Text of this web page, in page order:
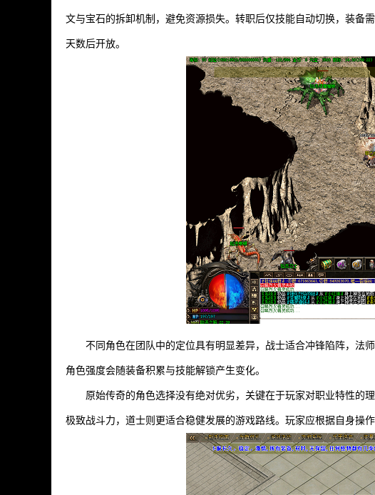
文与宝石的拆卸机制，避免资源损失。转职后仅技能自动切换，装备
天数后开放。
不同角色在团队中的定位具有明显差异，战士适合冲锋陷阵，法
角色强度会随装备积累与技能解锁产生变化。
原始传奇的角色选择没有绝对优劣，关键在于玩家对职业特性的
极致战斗力，道士则更适合稳健发展的游戏路线。玩家应根据自身操